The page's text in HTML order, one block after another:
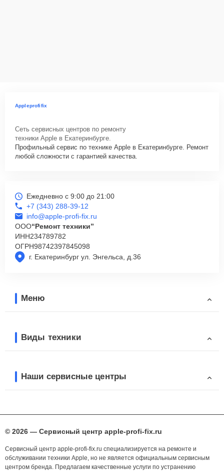
Appleprofifix
Сеть сервисных центров по ремонту
техники Apple в Екатеринбурге.
Профильный сервис по технике Apple в Екатеринбурге. Ремонт
любой сложности с гарантией качества.
г. Екатеринбург ул. Энгельса, д.36
Ежедневно с 9:00 до 21:00
+7 (343) 288-39-12
info@apple-profi-fix.ru
ООО“Ремонт техники”
ИНН234789782
ОГРН98742397845098
Меню
Виды техники
Наши сервисные центры
© 2026 — Сервисный центр apple-profi-fix.ru
Сервисный центр apple-profi-fix.ru специализируется на ремонте и
обслуживании техники Apple, но не является официальным сервисным
центром бренда. Предлагаем качественные услуги по устранению